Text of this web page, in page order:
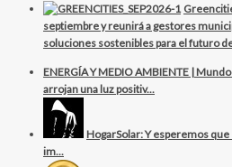
septiembre y reunirá a gestores
soluciones sostenibles para el futuro
ENERGÍA Y MEDIO AMBIENTE |
arrojan una luz positiv...
HogarSolar: Y esperemos
im...